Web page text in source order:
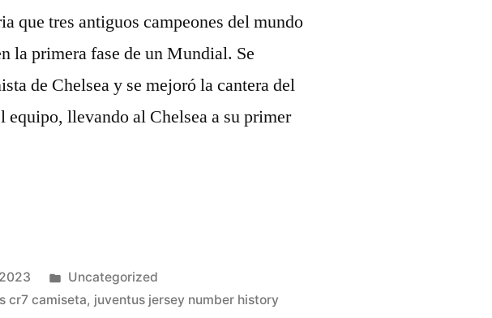
que tres antiguos campeones del mundo
la primera fase de un Mundial. Se
de Chelsea y se mejoró la cantera del
equipo, llevando al Chelsea a su primer
Publicado
en
Uncategorized
cr7 camiseta, juventus jersey number history